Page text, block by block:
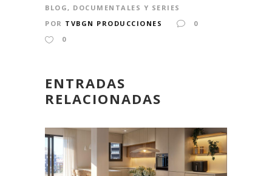
BLOG, DOCUMENTALES Y SERIES
POR TVBGN PRODUCCIONES
0
0
ENTRADAS
RELACIONADAS